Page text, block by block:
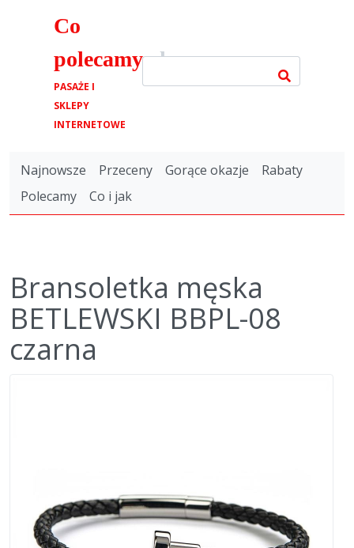
Co
polecamy.pl
PASAŻE I
SKLEPY
INTERNETOWE
Najnowsze Przeceny Gorące okazje
Rabaty
Polecamy
Co i jak
Bransoletka męska
BETLEWSKI BBPL-08
czarna